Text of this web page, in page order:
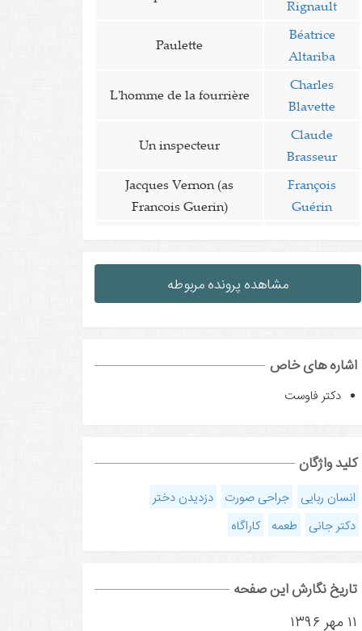
Rignault
Béatrice
Altariba
Paulette
Charles
Blavette
L'homme de la fourrière
Claude
Brasseur
Un inspecteur
François
Guérin
Jacques Vernon (as
Francois Guerin)
مشاهده پرونده مربوطه
اشاره های خاص
دکتر فاوست
کلید واژگان
انسان ربایی جراحی صورت
دزدیدن دختر
دکتر جانی
طعمه کاراگاه
تاریخ نگارش این صفحه
۱۱ مهر ۱۳۹۶